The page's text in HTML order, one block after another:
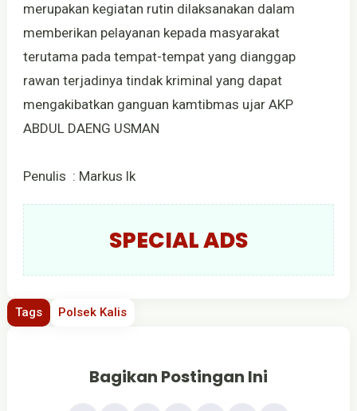
merupakan kegiatan rutin dilaksanakan dalam
memberikan pelayanan kepada masyarakat
terutama pada tempat-tempat yang dianggap
rawan terjadinya tindak kriminal yang dapat
mengakibatkan ganguan kamtibmas ujar AKP
ABDUL DAENG USMAN
Penulis : Markus lk
SPECIAL ADS
Tags Polsek Kalis
Bagikan Postingan Ini